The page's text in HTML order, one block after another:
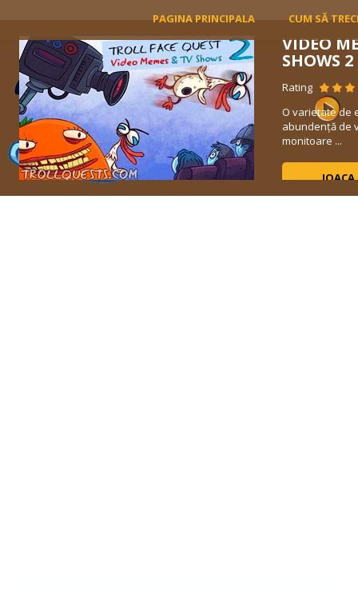
PAGINA PRINCIPALA CUM SĂ
VIDEO
SHOWS 2
Rating
O varietate de
abundență de
monitoare ...